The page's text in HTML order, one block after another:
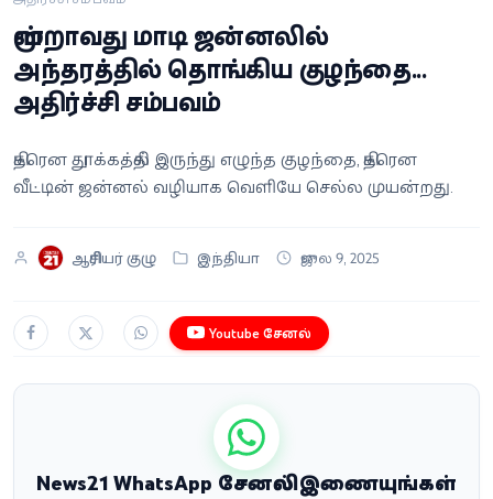
வீடியோ
வணிகம்
வெப்ஸ்டோரி
தமிழ்
மூன்றாவது மாடி ஜன்னலில்
அந்தரத்தில் தொங்கிய குழந்தை...
அதிர்ச்சி சம்பவம்
திடீரென தூக்கத்தில் இருந்து எழுந்த குழந்தை, திடீரென
வீட்டின் ஜன்னல் வழியாக வெளியே செல்ல முயன்றது.
ஆசிரியர் குழு இந்தியா ஜுலை 9, 2025
Youtube சேனல்
News21 WhatsApp சேனலில் இணையுங்கள்